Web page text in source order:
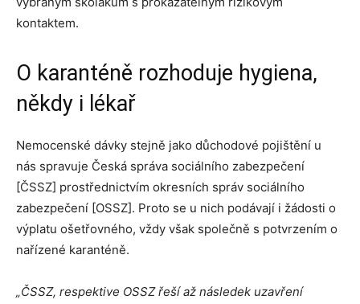
kontaktem.
O karanténě rozhoduje hygiena,
někdy i lékař
Nemocenské dávky stejně jako důchodové pojištění u
nás spravuje Česká správa sociálního zabezpečení
[ČSSZ] prostřednictvím okresních správ sociálního
zabezpečení [OSSZ]. Proto se u nich podávají i žádosti o
výplatu ošetřovného, vždy však společně s potvrzením o
nařízené karanténě.
„ČSSZ, respektive OSSZ řeší až následek uzavření